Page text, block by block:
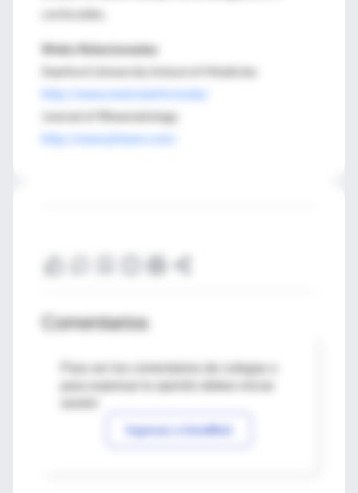
corticoides.
Webs Relacionadas
Stanford University School of Medicine
http://www.med.stanford.edu/
Journal of Rheumatology
http://www.jrheum.com/
Comentarios
Para ver los comentarios de colegas o
Ingresar a IntraMed